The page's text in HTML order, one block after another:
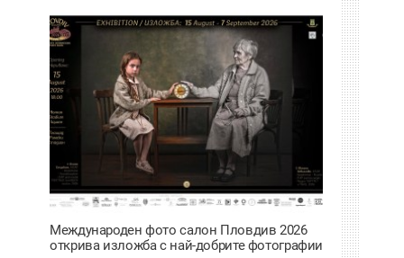
Международен фото салон Пловдив 2026
открива изложба с най-добрите фотографии